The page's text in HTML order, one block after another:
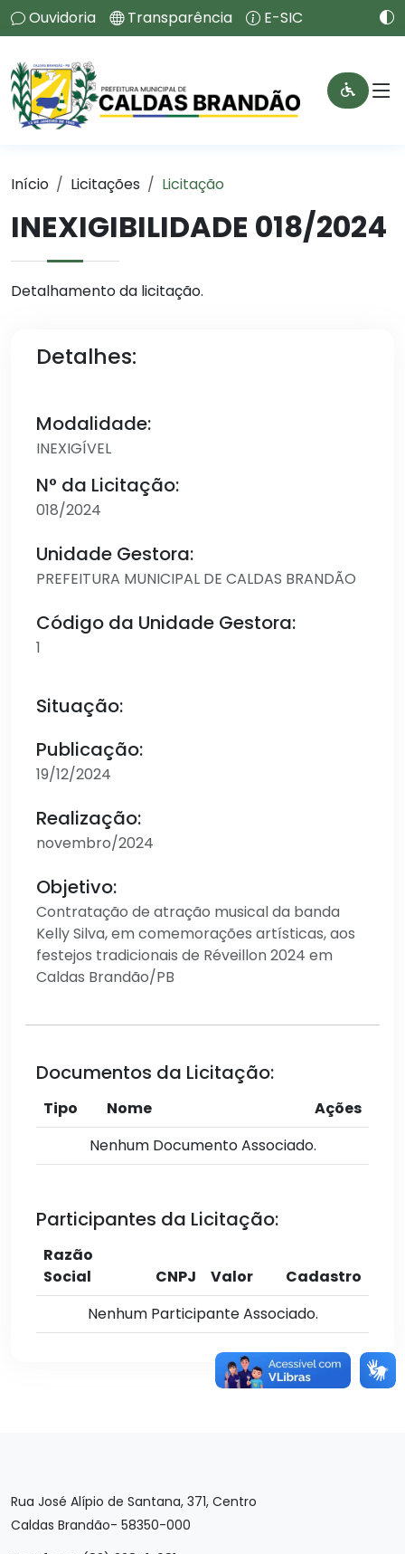
Ouvidoria Transparência E-SIC
Início Licitações Licitação
INEXIGIBILIDADE 018/2024
Detalhamento da licitação.
Detalhes:
Modalidade:
INEXIGÍVEL
N° da Licitação:
018/2024
Unidade Gestora:
PREFEITURA MUNICIPAL DE CALDAS BRANDÃO
Código da Unidade Gestora:
1
Situação:
Publicação:
19/12/2024
Realização:
novembro/2024
Objetivo:
Contratação de atração musical da banda
Kelly Silva, em comemorações artísticas, aos
festejos tradicionais de Réveillon 2024 em
Caldas Brandão/PB
Documentos da Licitação:
Tipo Nome
Ações
Nenhum Documento Associado.
Participantes da Licitação:
Razão
Social
CNPJ Valor
Cadastro
Nenhum Participante Associado.
Rua José Alípio de Santana, 371, Centro
Caldas Brandão- 58350-000